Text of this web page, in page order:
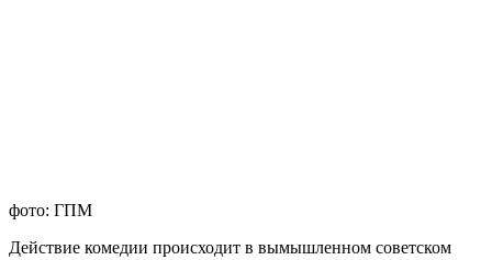
фото: ГПМ
Действие комедии происходит в вымышленном советском